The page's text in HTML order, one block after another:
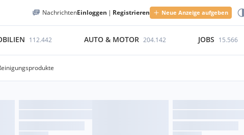
NachrichtenEinloggen | Registrieren Neue Anzeige aufgeben
112.442 AUTO & MOTOR 204.142 JOBS 15.566